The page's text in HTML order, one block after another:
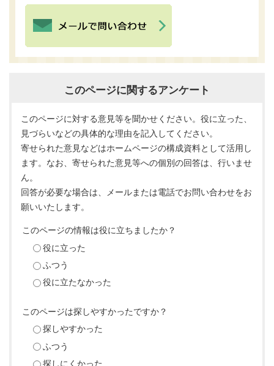
このページに関するアンケート
このページに対する意見等を聞かせください。役に立った、
見づらいなどの具体的な理由を記入してください。
寄せられた意見などはホームページの構成資料として活用し
ます。なお、寄せられた意見等への個別の回答は、行いませ
ん。
回答が必要な場合は、メールまたは電話でお問い合わせをお
願いいたします。
このページの情報は役に立ちましたか？
役に立った
ふつう
役に立たなかった
このページは探しやすかったですか？
探しやすかった
ふつう
探しにくかった